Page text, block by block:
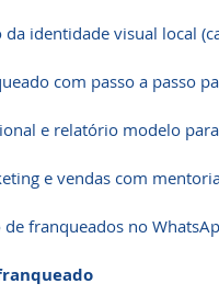
identidade visual local
com passo a passo
e relatório modelo
e vendas com
de franqueados no